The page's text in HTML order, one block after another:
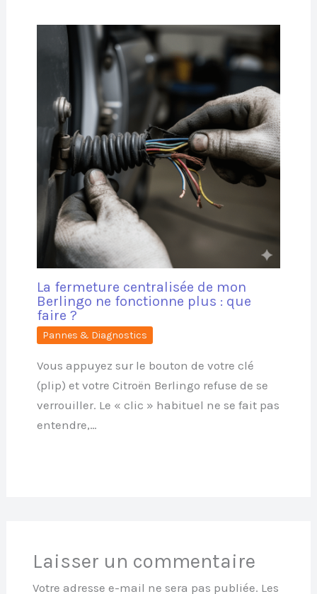
La fermeture centralisée de mon
Berlingo ne fonctionne plus : que
faire ?
Pannes & Diagnostics
Vous appuyez sur le bouton de votre clé
(plip) et votre Citroën Berlingo refuse de se
verrouiller. Le « clic » habituel ne se fait pas
entendre,…
Laisser un commentaire
Votre adresse e-mail ne sera pas publiée. Les